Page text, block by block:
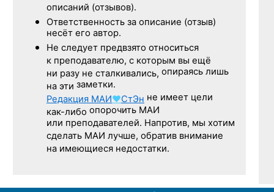
описаний (отзывов).
Ответственность за описание (отзыв)
несёт его автор.
Не следует предвзято относиться
к преподавателю, с которым вы ещё
ни разу не сталкивались, опираясь лишь
на эти заметки.
Редакция МАИ♥СтЭн не имеет цели
как-либо опорочить МАИ
или преподавателей. Напротив, мы хотим
сделать МАИ лучше, обратив внимание
на имеющиеся недостатки.